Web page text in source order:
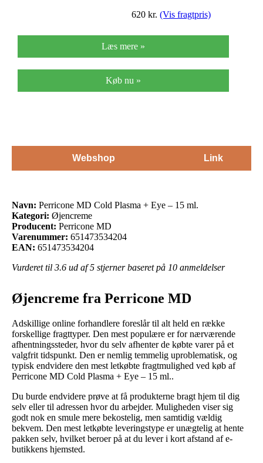
620 kr. (Vis fragtpris)
Læs mere »
Køb nu »
Webshop Link
Navn: Perricone MD Cold Plasma + Eye – 15 ml.
Kategori: Øjencreme
Producent: Perricone MD
Varenummer: 651473534204
EAN: 651473534204
Vurderet til 3.6 ud af 5 stjerner baseret på 10 anmeldelser
Øjencreme fra Perricone MD
Adskillige online forhandlere foreslår til alt held en række
forskellige fragttyper. Den mest populære er for nærværende
afhentningssteder, hvor du selv afhenter de købte varer på et
valgfrit tidspunkt. Den er nemlig temmelig uproblematisk, og
typisk endvidere den mest letkøbte fragtmulighed ved køb af
Perricone MD Cold Plasma + Eye – 15 ml..
Du burde endvidere prøve at få produkterne bragt hjem til dig
selv eller til adressen hvor du arbejder. Muligheden viser sig
godt nok en smule mere bekostelig, men samtidig vældig
bekvem. Den mest letkøbte leveringstype er unægtelig at hente
pakken selv, hvilket beroer på at du lever i kort afstand af e-
butikkens hjemsted.